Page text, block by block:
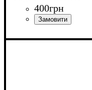
400грн